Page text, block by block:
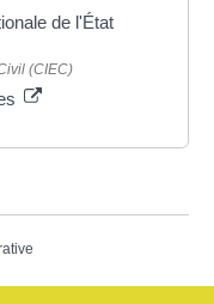
de l'État
(CIEC)